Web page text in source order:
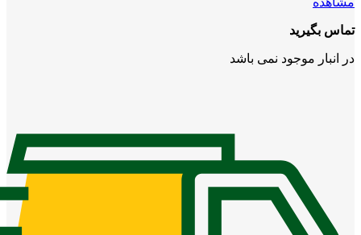
تماس بگیرید
در انبار موجود نمی باشد